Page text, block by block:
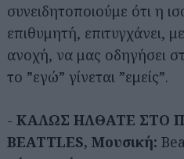
συνειδητοποιούμε ότι η
επιθυμητή, επιτυγχάνει,
ανοχή, να μας οδηγήσει
το ”εγώ” γίνεται ”εμείς”.
- ΚΑΛΩΣ ΗΛΘΑΤΕ ΣΤΟ
BEATTLES, Μουσική: